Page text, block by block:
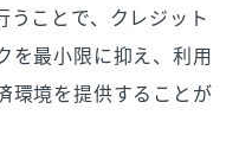
うことで、クレジット
を最小限に抑え、利用
環境を提供することが